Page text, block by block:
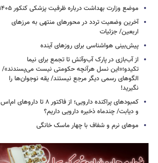
موضع وزارت بهداشت درباره ظرفیت پزشکی کنکور ۱۴۰۵
آخرین وضعیت تردد در محورهای منتهی به مرزهای
اربعین/ جزئیات
پیش‌بینی هواشناسی برای روزهای آینده
از آب‌بازی در پارک آب‌وآتش تا تجمع برای نیما
تکیدو؛«این نسل هرآنچه حکومتی نیست می‌پسندند»/
الگوهای رسمی دیگر مرجع نیستند/ یقه نوجوان‌ها را
نگیرید!
کمبودهای پراکنده دارویی؛ از فاکتور ۸ تا داروهای ام‌اس
و دیابت/ چندماه ذخیره دارویی داریم؟
موهای نرم و شفاف با چهار ماسک خانگی